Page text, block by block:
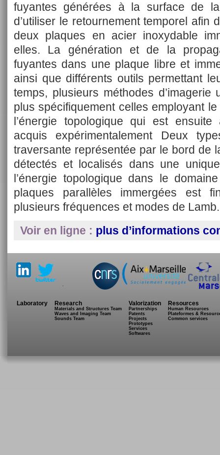
fuyantes générées à la surface de
d’utiliser le retournement temporel afin
deux plaques en acier inoxydable
elles. La génération et de la
fuyantes dans une plaque libre et
ainsi que différents outils permettant
temps, plusieurs méthodes
plus spécifiquement celles employant
l’énergie topologique qui est
acquis expérimentalement Deux
traversante représentée par le bord de
détectés et localisés dans une
l’énergie topologique dans le
plaques parallèles immergées est
plusieurs fréquences et modes de Lamb.
Voir en ligne : plus d’informations
.
Laboratory Research
Materials and Structures Team
Waves and Imaging Team
Sounds Team
Valorization
Partnerships
Patents
Projects
Prototypes
Services
Softwares
Resources
Human Resources
Plateformes &
Common services